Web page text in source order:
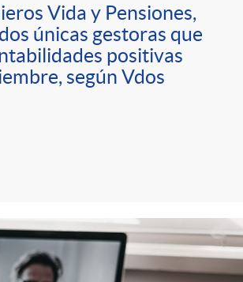
Vida y Pensiones,
únicas gestoras que
positivas
según Vdos